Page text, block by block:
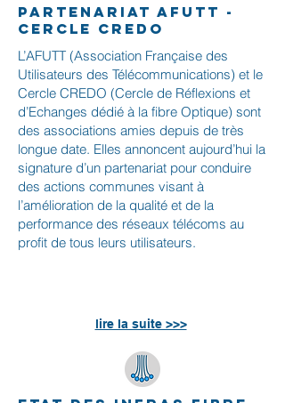
partenariat AFUTT -
Cercle CREDO
L’AFUTT (Association Française des
Utilisateurs des Télécommunications) et le
Cercle CREDO (Cercle de Réflexions et
d’Echanges dédié à la fibre Optique) sont
des associations amies depuis de très
longue date. Elles annoncent aujourd’hui la
signature d’un partenariat pour conduire
des actions communes visant à
l’amélioration de la qualité et de la
performance des réseaux télécoms au
profit de tous leurs utilisateurs.
lire la suite >>>